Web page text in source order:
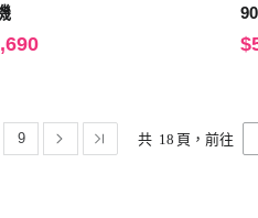
9 共 18 頁，前往